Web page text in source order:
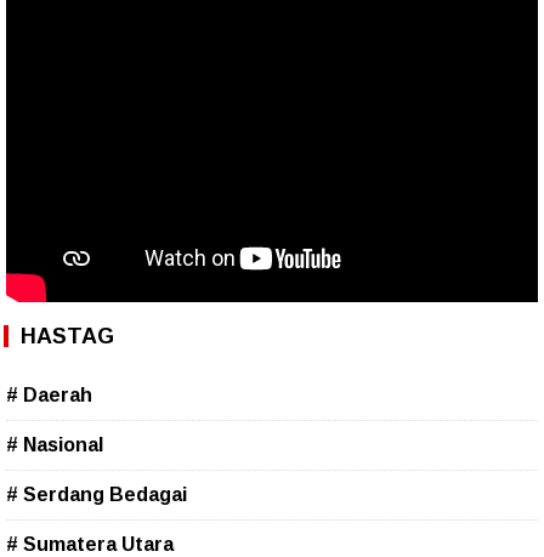
HASTAG
# Daerah
# Nasional
# Serdang Bedagai
# Sumatera Utara